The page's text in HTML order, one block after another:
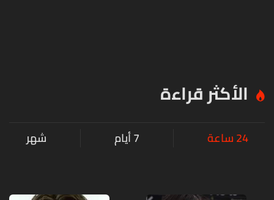
الأكثر قراءة
24 ساعة 7 أيام شهر